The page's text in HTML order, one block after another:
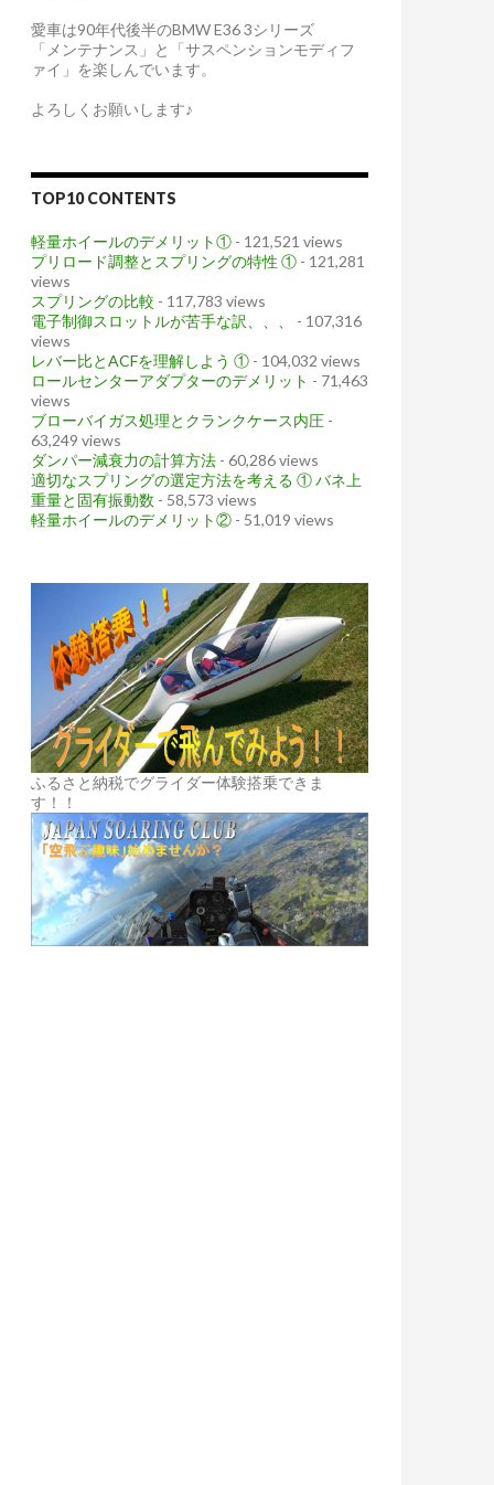
愛車は90年代後半のBMW E36 3シリーズ
「メンテナンス」と「サスペンションモディフ
ァイ」を楽しんでいます。
よろしくお願いします♪
TOP10 CONTENTS
軽量ホイールのデメリット① - 121,521 views
プリロード調整とスプリングの特性 ① - 121,281
views
スプリングの比較 - 117,783 views
電子制御スロットルが苦手な訳、、、
- 107,316
views
レバー比とACFを理解しよう ① - 104,032 views
ロールセンターアダプターのデメリット - 71,463
views
ブローバイガス処理とクランクケース内圧 -
63,249 views
ダンパー減衰力の計算方法 - 60,286 views
適切なスプリングの選定方法を考える ① バネ上
重量と固有振動数 - 58,573 views
軽量ホイールのデメリット② - 51,019 views
ふるさと納税でグライダー体験搭乗できま
す！！